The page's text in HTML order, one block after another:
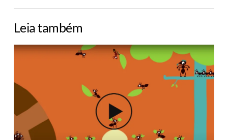
Leia também